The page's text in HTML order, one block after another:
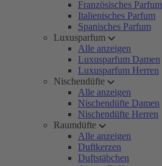
Französisches Parfum
Italienisches Parfum
Spanisches Parfum
Luxusparfum
Alle anzeigen
Luxusparfum Damen
Luxusparfum Herren
Nischendüfte
Alle anzeigen
Nischendüfte Damen
Nischendüfte Herren
Raumdüfte
Alle anzeigen
Duftkerzen
Duftstäbchen